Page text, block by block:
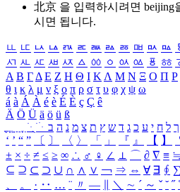
北京 을 입력하시려면 beijing
시면 됩니다.
ㅥ ㅦ ㅧ ㅨ ㅩ ㅪ ㅫ ㅬ ㅭ ㅮ ㅯ ㅰ
ㅺ ㅻ ㅼ ㅽ ㅾ ㅿ ㆀ ㆁ ㆂ ㆃ ㆄ ㆅ
Α Β ΓΔ Ε Ζ Η Θ Ι ΚΛ Μ Ν Ξ Ο Π Ρ
θ ι κ λ μ ν ξ ο π ρ σ τ υ φ χ ψ ω
á à Á À é è É È ç Ç ê
Ä Ö Ü ä ö ü ß
ִֶֹ ֻּ ׁׂ ך ל ח י ע כ ג ד ש ץ ת צ מ נ ה ב
‘ ’ “ ” 〔 〕 〈 〉 「 」 『 』 【 】
± × ÷ ≠ ≤ ≥ ∞ ∴ ♂ ♀ ∠ ⊥ ⌒ ∂ ∇ ≡ ≒
⊆ ⊇ ⊂ ⊃ ∪ ∩ ∧ ∨ ￢ ⇒ ⇔ ∀ ∃ ∮ ∑
、
。 · ‥ … ¨ 〃 ― ＼ ∼ ´ ～ ˇ ˘ ˝